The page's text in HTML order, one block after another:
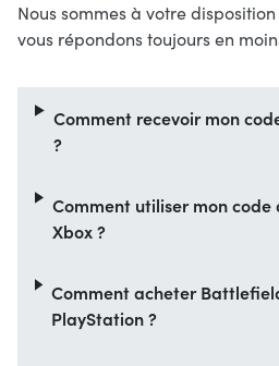
Nous sommes à votre
vous répondons toujours en
Comment recevoir mon
?
Comment utiliser mon
Xbox ?
Comment acheter
PlayStation ?